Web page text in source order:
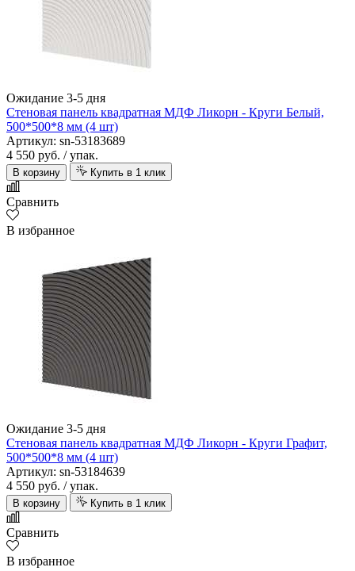
Ожидание 3-5 дня
Стеновая панель квадратная МДФ Ликорн - Круги Белый,
500*500*8 мм (4 шт)
Артикул: sn-53183689
4 550 руб. / упак.
В корзину Купить в 1 клик
Сравнить
В избранное
Ожидание 3-5 дня
Стеновая панель квадратная МДФ Ликорн - Круги Графит,
500*500*8 мм (4 шт)
Артикул: sn-53184639
4 550 руб. / упак.
В корзину Купить в 1 клик
Сравнить
В избранное